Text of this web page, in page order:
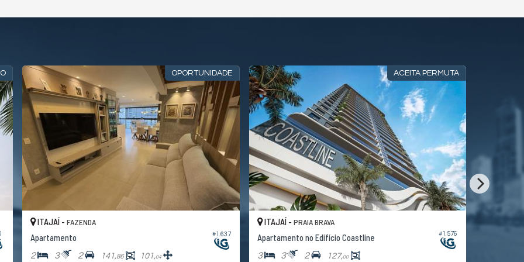
OPORTUNIDADE
#1.637
ITAJAÍ -FAZENDA
Apartamento
2 3 2 141,86 101,04
ACEITA PERMUTA
#1.576
ITAJAÍ - PRAIA BRAVA
Apartamento no Edifício Coastline
3 3 2 127,00